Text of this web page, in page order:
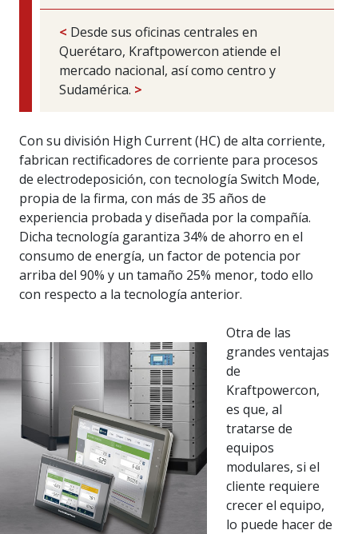
< Desde sus oficinas centrales en
Querétaro, Kraftpowercon atiende el
mercado nacional, así como centro y
Sudamérica. >
Con su división High Current (HC) de alta corriente,
fabrican rectificadores de corriente para procesos
de electrodeposición, con tecnología Switch Mode,
propia de la firma, con más de 35 años de
experiencia probada y diseñada por la compañía.
Dicha tecnología garantiza 34% de ahorro en el
consumo de energía, un factor de potencia por
arriba del 90% y un tamaño 25% menor, todo ello
con respecto a la tecnología anterior.
Otra de las
grandes ventajas
de
Kraftpowercon,
es que, al
tratarse de
equipos
modulares, si el
cliente requiere
crecer el equipo,
lo puede hacer de